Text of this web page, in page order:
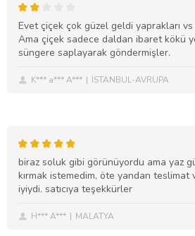
Evet çiçek çok güzel geldi yaprakları vs
Ama çiçek sadece daldan ibaret kökü
süngere saplayarak göndermişler.
K*** a*** A*** İSTANBUL-AVRUPA
biraz soluk gibi görünüyordu ama yaz
kırmak istemedim, öte yandan teslimat
iyiydi. satıcıya teşekkürler
H*** A*** MALATYA